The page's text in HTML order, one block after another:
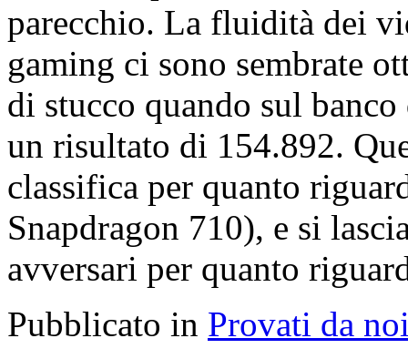
parecchio. La fluidità dei
gaming ci sono sembrate
di stucco quando sul
un risultato di 154.892.
classifica per quanto
Snapdragon 710), e si
avversari per quanto
Pubblicato in Provati da